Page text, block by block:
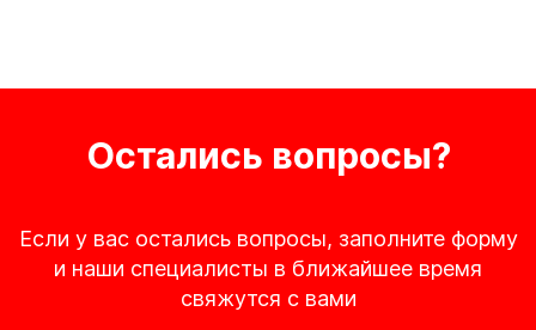
Остались вопросы?
Если у вас остались вопросы, заполните форму
и наши специалисты в ближайшее время
свяжутся с вами